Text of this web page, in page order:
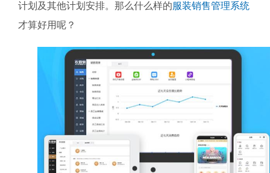
计划及其他计划安排。那么什么样的服装销售管理系统
才算好用呢？